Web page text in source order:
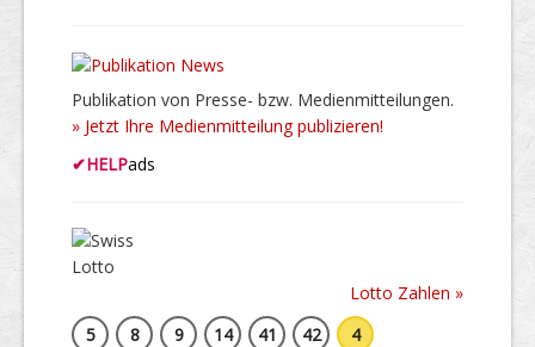
Publikation von Presse- bzw. Medienmitteilungen.
» Jetzt Ihre Medienmitteilung publizieren!
✔HELPads
Lotto Zahlen »
5
8 9 14 41 42 4